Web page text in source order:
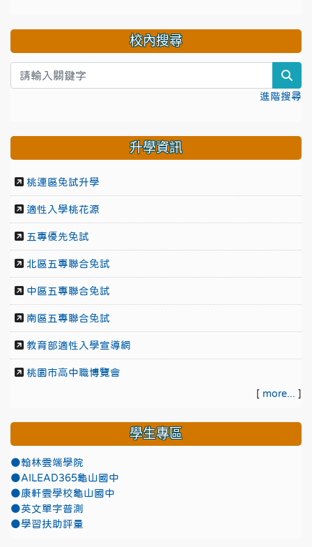
校內搜尋
進階搜尋
升學資訊
桃連區免試升學
適性入學桃花源
五專優先免試
北區五專聯合免試
中區五專聯合免試
南區五專聯合免試
教育部適性入學宣導網
桃園市高中職博覽會
[ more... ]
學生專區
●翰林雲端學院
●AILEAD365龜山國中
●康軒雲學校龜山國中
●英文單字普測
●學習扶助評量